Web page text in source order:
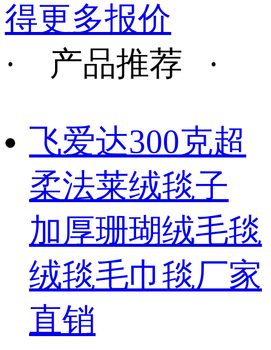
得更多报价
· 产品推荐 ·
飞爱达300克超
柔法莱绒毯子
加厚珊瑚绒毛毯
绒毯毛巾毯厂家
直销